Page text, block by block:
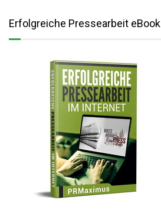
Erfolgreiche Pressearbeit eBook